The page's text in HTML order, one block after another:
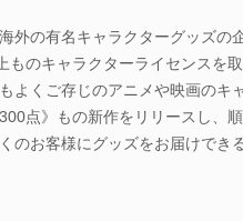
外の有名キャラクターグッズの
ものキャラクターライセンスを取
よくご存じのアニメや映画のキ
点》もの新作をリリースし、
のお客様にグッズをお届けでき